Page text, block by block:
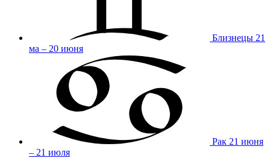
Близнецы 21
ма – 20 июня
Рак 21 июня
– 21 июля